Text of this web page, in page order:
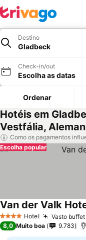
Destino
Gladbeck
Check-in/out
Escolha as datas
Ordenar
Hotéis em
Vestfália,
Como os pagamentos
Escolha popular
4 EstrelasHotel Vasto
Van der Valk
8,0 Muito boa 9.783